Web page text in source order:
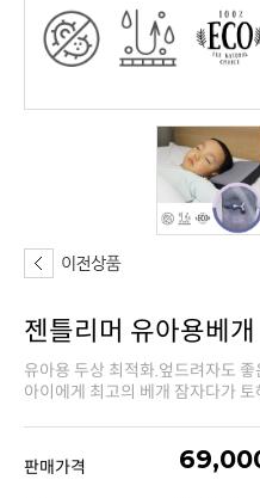
젠틀리머 유아용베개
아이에게 최고의 베개 잠자다가
판매가격